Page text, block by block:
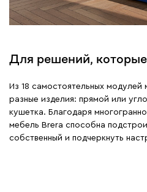
Для решений,
Из 18 самостоятельных
разные изделия: прямой или
кушетка. Благодаря
мебель Brera способна
собственный и подчеркнуть